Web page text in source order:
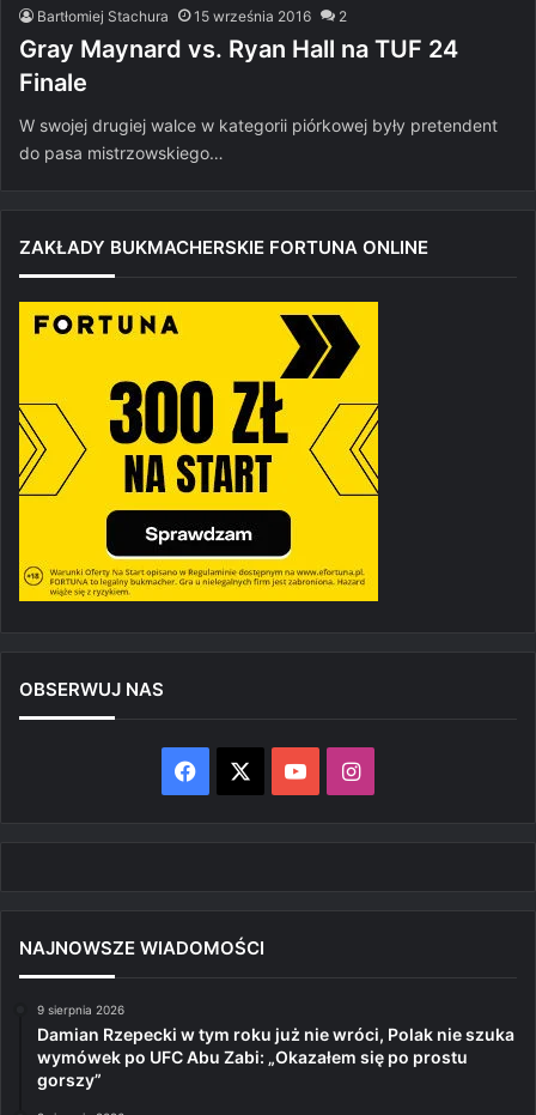
Bartłomiej Stachura 15 września 2016 2
Gray Maynard vs. Ryan Hall na TUF 24
Finale
W swojej drugiej walce w kategorii piórkowej były pretendent
do pasa mistrzowskiego…
ZAKŁADY BUKMACHERSKIE FORTUNA ONLINE
OBSERWUJ NAS
Facebook YouTubeInstagram
NAJNOWSZE WIADOMOŚCI
9 sierpnia 2026
Damian Rzepecki w tym roku już nie wróci, Polak nie szuka
wymówek po UFC Abu Zabi: „Okazałem się po prostu
gorszy”